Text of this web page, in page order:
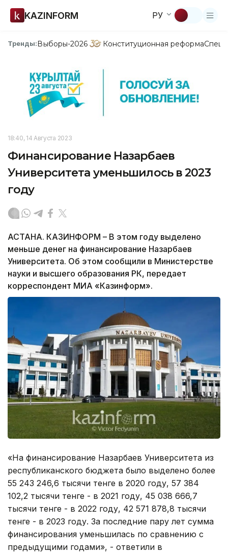
KAZINFORM РУ
Тренды:Выборы-2026 Конституционная реформа
18:40, 14 Августа 2023
Финансирование Назарбаев
Университета уменьшилось в 2023
году
АСТАНА. КАЗИНФОРМ – В этом году выделено
меньше денег на финансирование Назарбаев
Университета. Об этом сообщили в Министерстве
науки и высшего образования РК, передает
корреспондент МИА «Казинформ».
«На финансирование Назарбаев Университета из
республиканского бюджета было выделено более
55 243 246,6 тысячи тенге в 2020 году, 57 384
102,2 тысячи тенге - в 2021 году, 45 038 666,7
тысячи тенге - в 2022 году, 42 571 878,8 тысячи
тенге - в 2023 году. За последние пару лет сумма
финансирования уменьшилась по сравнению с
предыдущими годами», - ответили в